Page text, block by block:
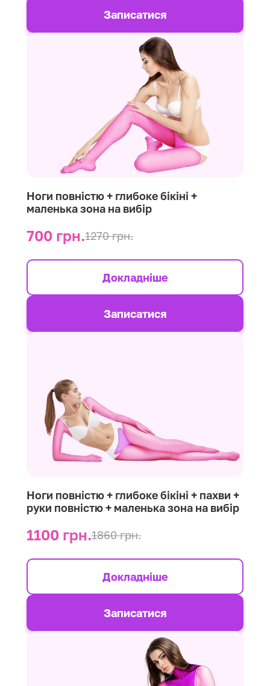
Записатися
Ноги повністю + глибоке бікіні +
маленька зона на вибір
700 грн.1270 грн.
Докладніше
Записатися
Ноги повністю + глибоке бікіні + пахви +
руки повністю + маленька зона на вибір
1100 грн.1860 грн.
Докладніше
Записатися